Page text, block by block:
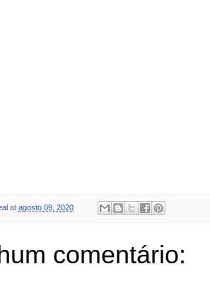
at agosto 09, 2020
comentário: